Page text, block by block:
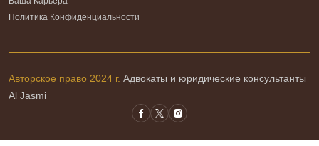
Политика Конфиденциальности
Авторское право 2024 г. Адвокаты и юридические консультанты
Al Jasmi